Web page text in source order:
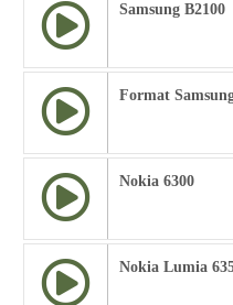
Samsung B2100
Format
Nokia 6300
Nokia Lumia